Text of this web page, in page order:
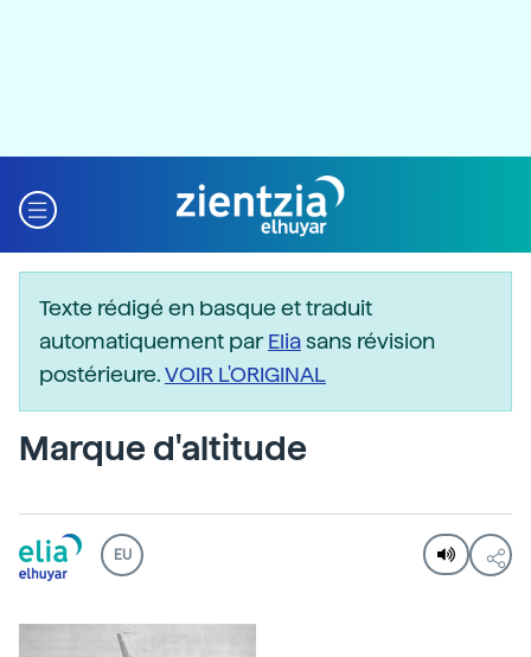
Texte rédigé en basque et traduit
automatiquement parEliasans révision
postérieure.VOIR L'ORIGINAL
Marque d'altitude
EU